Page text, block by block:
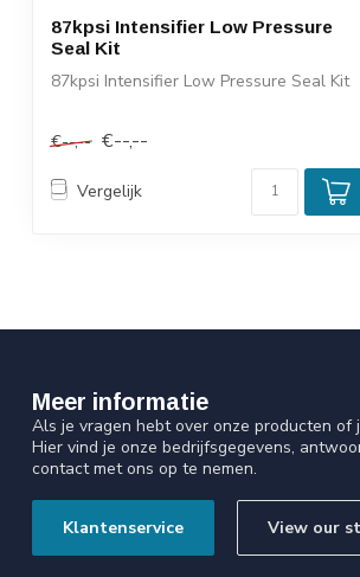
87kpsi Intensifier Low Pressure
Seal Kit
87kpsi Intensifier Low Pressure Seal Kit
€--,-- €--,--
Vergelijk
Meer informatie
Als je vragen hebt over onze producten of
Hier vind je onze bedrijfsgegevens,
contact met ons op te nemen.
Klantenservice View our